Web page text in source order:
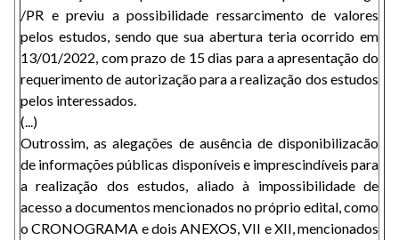
/PR e previu a possibilidade ressarcimento de valores
pelos estudos, sendo que sua abertura teria ocorrido em
13/01/2022, com prazo de 15 dias para a apresentação do
requerimento de autorização para a realização dos estudos
pelos interessados.
(...)
Outrossim, as alegações de ausência de disponibilizacão
de informações públicas disponíveis e imprescindíveis para
a realização dos estudos, aliado à impossibilidade de
acesso a documentos mencionados no próprio edital, como
o CRONOGRAMA e dois ANEXOS, VII e XII, mencionados